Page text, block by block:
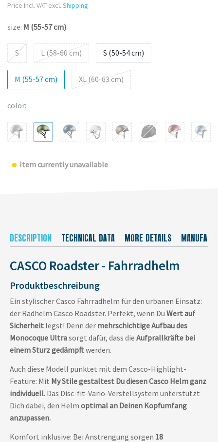
Price Incl. VAT excl. Shipping
size: M (55-57 cm)
S L (58-60 cm) S (50-54 cm)
M (55-57 cm) XL (60-63 cm)
color:
Item currently unavailable
DESCRIPTION TECHNICAL DATA MORE DETAILS
CASCO Roadster - Fahrradhelm
Produktbeschreibung
Ein stylischer Casco Fahrradhelm für den urbanen Einsatz:
der Radhelm Casco Roadster. Perfekt, wenn Du Wert auf
Sicherheit legst! Denn der mehrschichtige Aufbau des
Monocoque Ultrasorgt dafür, dass die Aufprallkräfte bei
einem Sturz gedämpftwerden.
Auch diese Modell punktet mit dem Casco-Highlight-
Feature: Mit My Stile gestaltest Du diesen Casco Helm ganz
individuell. Das Disc-fit-Vario-Verstellsystem unterstützt
Dich dabei, den Helm optimal an Deinen Kopfumfang
anzupassen.
Komfort inklusive: Bei Anstrengung sorgen 18